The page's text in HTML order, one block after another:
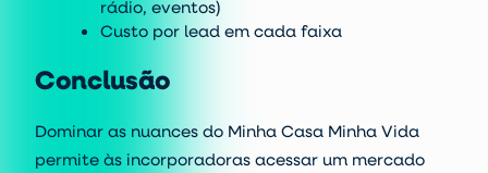
rádio, eventos)
Custo por lead em cada faixa
Conclusão
Dominar as nuances do Minha Casa Minha Vida
permite às incorporadoras acessar um mercado